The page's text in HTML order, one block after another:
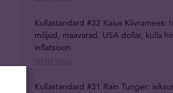
Kullastandard #32 Kaius Kiivramees:
mõjud, maavarad, USA dollar, kulla
inflatsioon
Kullastandard #31 Rain Tunger: